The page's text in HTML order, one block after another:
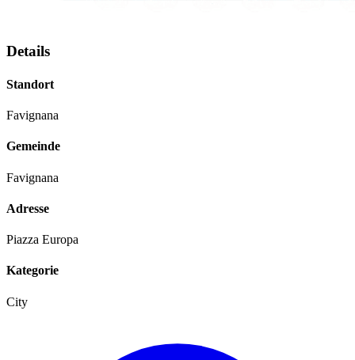
Details
Standort
Favignana
Gemeinde
Favignana
Adresse
Piazza Europa
Kategorie
City